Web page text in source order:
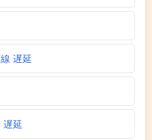
遅延
遅延